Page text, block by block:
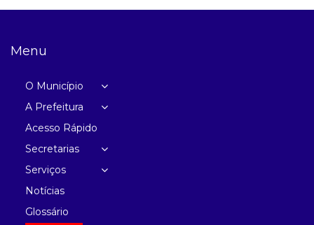
Menu
O Município
A Prefeitura
Acesso Rápido
Secretarias
Serviços
Notícias
Glossário